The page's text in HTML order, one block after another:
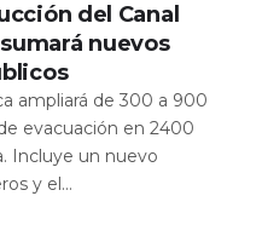
del Canal
nuevos
ampliará de 300 a 900
evacuación en 2400
Incluye un nuevo
y el...